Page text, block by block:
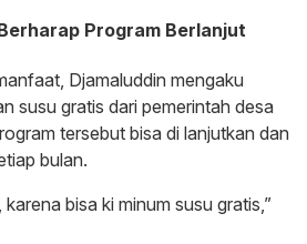
Program Berlanjut
Djamaluddin mengaku
susu gratis dari pemerintah desa
tersebut bisa di lanjutkan dan
bulan.
karena bisa ki minum susu gratis,”